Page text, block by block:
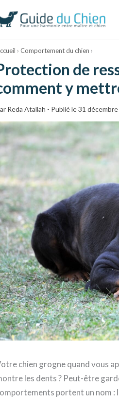
› Comportement du chien ›
de
y
Reda Atallah - Publié le 31
chien grogne quand vous
les dents ? Peut-être
portent un nom :